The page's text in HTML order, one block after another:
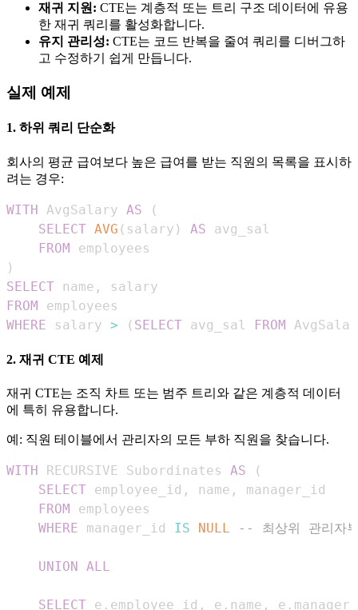
재귀 지원: CTE는 계층적 또는 트리 구조 데이터에 유용
한 재귀 쿼리를 활성화합니다.
유지 관리성: CTE는 코드 반복을 줄여 쿼리를 디버그하
고 수정하기 쉽게 만듭니다.
실제 예제
1. 하위 쿼리 단순화
회사의 평균 급여보다 높은 급여를 받는 직원의 목록을 표시하
려는 경우:
WITH AvgSalary AS
(
SELECT AVG ( salary ) AS
FROM
)
SELECT name ,
FROM
WHERE salary > ( SELECT avg_sal FROM
2. 재귀 CTE 예제
재귀 CTE는 조직 차트 또는 범주 트리와 같은 계층적 데이터
에 특히 유용합니다.
예: 직원 테이블에서 관리자의 모든 부하 직원을 찾습니다.
WITH RECURSIVE Subordinates AS
(
SELECT employee_id , name ,
FROM
WHERE manager_id IS NULL -- 최상위 관리자
UNION ALL
SELECT e . employee_id , e . name , e .